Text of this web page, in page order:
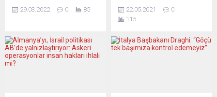
Karadağ ve Kuzey
Ukrayna’ya desteklerini
bildirdi. Başbakan Kiril
Petkov’un ev sahipliğinde
29.03.2022 0 85
üzerine Türkiye’de ilgili
mahkemeler tarafından
kalan kısmını ülkesinde
tamamlama hakkı var.
22.05.2021
0
115